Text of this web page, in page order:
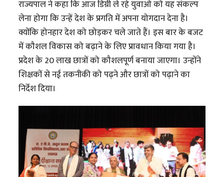
राज्यपाल ने कहा कि आज डिग्री ले रहे युवाओं को यह संकल्प
लेना होगा कि उन्हें देश के प्रगति में अपना योगदान देना है।
क्योंकि होनहार देश को छोड़कर चले जाते हैं। इस बार के बजट
में कौशल विकास को बढ़ाने के लिए प्रावधान किया गया है।
प्रदेश के 20 लाख छात्रों को कौशलपूर्ण बनाया जाएगा। उन्होंने
शिक्षकों से नई तकनीकी को पढ़ने और छात्रों को पढ़ाने का
निर्देश दिया।